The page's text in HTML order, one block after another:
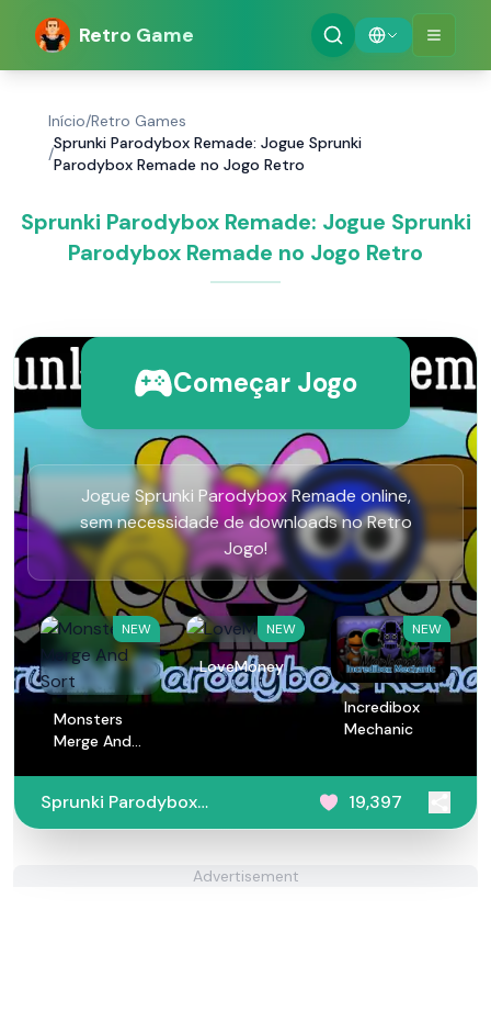
Retro Game
Início/Retro Games
/
Sprunki Parodybox Remade: Jogue Sprunki
Parodybox Remade no Jogo Retro
Sprunki Parodybox Remade: Jogue Sprunki
Parodybox Remade no Jogo Retro
Começar Jogo
Jogue Sprunki Parodybox Remade online,
sem necessidade de downloads no Retro
Jogo!
NEW
Monsters
Merge And
NEW
LoveMoney
NEW
Incredibox
Mechanic
Sprunki Parodybox
Remade
19,397
Advertisement